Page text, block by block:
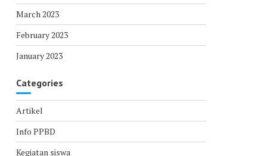
March 2023
February 2023
January 2023
Categories
Artikel
Info PPBD
Kegiatan siswa